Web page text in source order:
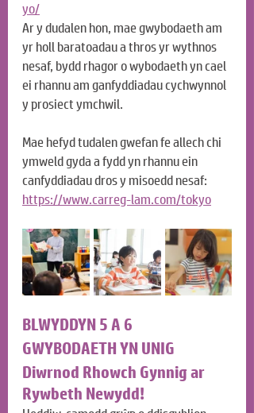
yo/
Ar y dudalen hon, mae gwybodaeth am
yr holl baratoadau a thros yr wythnos
nesaf, bydd rhagor o wybodaeth yn cael
ei rhannu am ganfyddiadau cychwynnol
y prosiect ymchwil.
Mae hefyd tudalen gwefan fe allech chi
ymweld gyda a fydd yn rhannu ein
canfyddiadau dros y misoedd nesaf:
https://www.carreg-lam.com/tokyo
BLWYDDYN 5 A 6
GWYBODAETH YN UNIG
Diwrnod Rhowch Gynnig ar
Rywbeth Newydd!